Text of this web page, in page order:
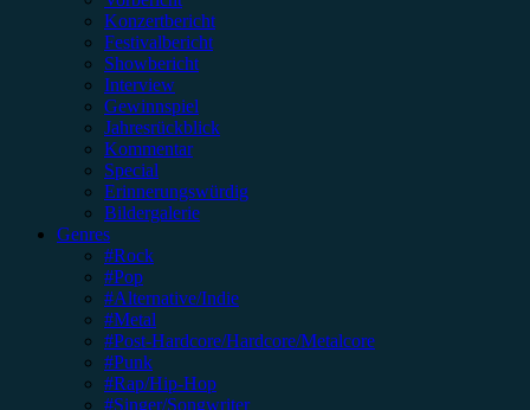
Konzertbericht
Festivalbericht
Showbericht
Interview
Gewinnspiel
Jahresrückblick
Kommentar
Special
Erinnerungswürdig
Bildergalerie
Genres
#Rock
#Pop
#Alternative/Indie
#Metal
#Post-Hardcore/Hardcore/Metalcore
#Punk
#Rap/Hip-Hop
#Singer/Songwriter